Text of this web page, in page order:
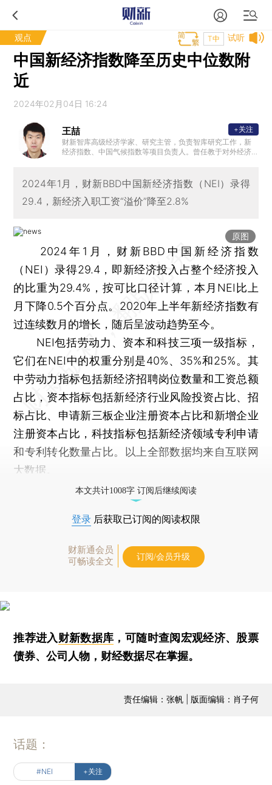
观点 试听
T中
中国新经济指数降至历史中位数附
近
2024年02月04日 16:24
王喆
财新智库高级经济学家、研究主管，负责智库研究工作，新
经济指数、中国气候指数等项目负责人。曾任教于对外经济
专家。清华大学经济学学士，美国亚利桑那州立大学经济学
博士。
+关注
2024年1月，财新BBD中国新经济指数（NEI）录得
29.4，新经济入职工资“溢价”降至2.8%
原图
2024年1月，财新BBD中国新经济指数
（NEI）录得29.4，即新经济投入占整个经济投入
的比重为29.4%，按可比口径计算，本月NEI比上
月下降0.5个百分点。2020年上半年新经济指数有
过连续数月的增长，随后呈波动趋势至今。
NEI包括劳动力、资本和科技三项一级指标，
它们在NEI中的权重分别是40%、35%和25%。其
中劳动力指标包括新经济招聘岗位数量和工资总额
占比，资本指标包括新经济行业风险投资占比、招
标占比、申请新三板企业注册资本占比和新增企业
注册资本占比，科技指标包括新经济领域专利申请
和专利转化数量占比。以上全部数据均来自互联网
大数据。
本文共计1008字 订阅后继续阅读
登录 后获取已订阅的阅读权限
财新通会员
可畅读全文
订阅/会员升级
推荐进入财新数据库 ，可随时查阅宏观经济、股票
债券、公司人物，财经数据尽在掌握。
责任编辑：张帆 | 版面编辑：肖子何
话题：
#NEI +关注